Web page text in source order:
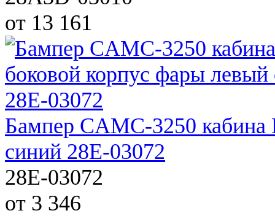
от 13 161
Бампер CAMC-3250
синий 28E-03072
28E-03072
от 3 346